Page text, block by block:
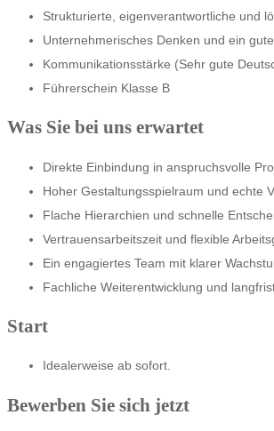
Strukturierte, eigenverantwortliche und
Unternehmerisches Denken und ein
Kommunikationsstärke (Sehr gute
Führerschein Klasse B
Was Sie bei uns erwartet
Direkte Einbindung in anspruchsvolle
Hoher Gestaltungsspielraum und echte
Flache Hierarchien und schnelle
Vertrauensarbeitszeit und flexible
Ein engagiertes Team mit klarer
Fachliche Weiterentwicklung und
Start
Idealerweise ab sofort.
Bewerben Sie sich jetzt